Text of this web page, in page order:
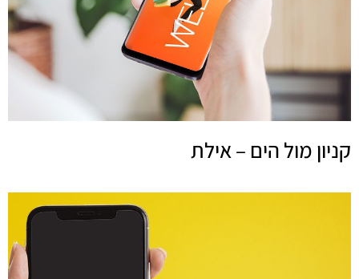
קניון מול הים – אילת